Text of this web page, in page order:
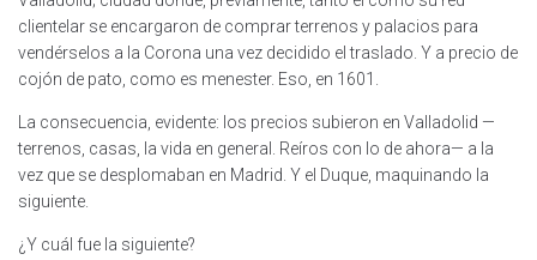
clientelar se encargaron de comprar terrenos y palacios para
vendérselos a la Corona una vez decidido el traslado. Y a precio de
cojón de pato, como es menester. Eso, en 1601.
La consecuencia, evidente: los precios subieron en Valladolid —
terrenos, casas, la vida en general. Reíros con lo de ahora— a la
vez que se desplomaban en Madrid. Y el Duque, maquinando la
siguiente.
¿Y cuál fue la siguiente?